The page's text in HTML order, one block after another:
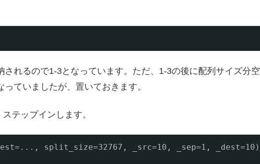
されるので1-3となっています。ただ、1-3の後に配列サイズ分空
ていましたが、置いておきます。
テップインします。
split_size=32767, _src=10, _sep=1, _dest=10)